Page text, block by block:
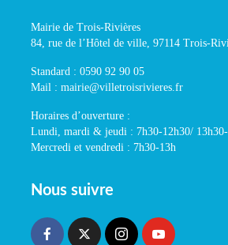
Mairie de Trois-Rivières
84, rue de l’Hôtel de ville, 97114 Trois-
Standard : 0590 92 90 05
Mail : mairie@villetroisrivieres.fr
Horaires d’ouverture :
Lundi, mardi & jeudi : 7h30-12h30/
Mercredi et vendredi : 7h30-13h
Nous suivre